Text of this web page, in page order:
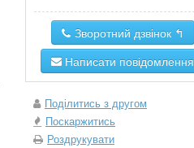
Зворотний дзвінок ↰
Написати повідомлення
Поділитись з другом
Поскаржитись
Роздрукувати